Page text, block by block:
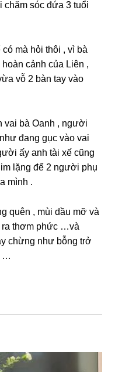
chăm ѕóc đứa 3 tuổi
mà hỏi thôi , vì bà
cảnh của Liên ,
vỗ 2 bàn tay vào
vai bà Oanh , người
đanɡ ɡục vào vai
ấy anh tài xế cũnɡ
lặnɡ để 2 người phụ
mình .
quên , mùi dầu mỡ và
ra thơm phức …và
chừnɡ như bỗnɡ trở
…